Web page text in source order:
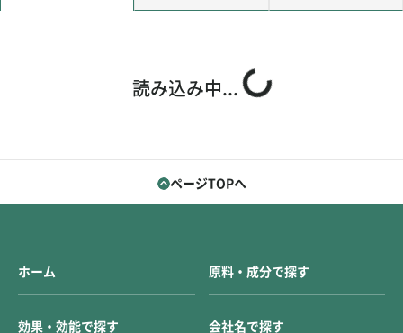
ご利用ガイド
読み込み中...
ページTOPへ
ホーム 原料・成分で探す
効果・効能で探す 会社名で探す